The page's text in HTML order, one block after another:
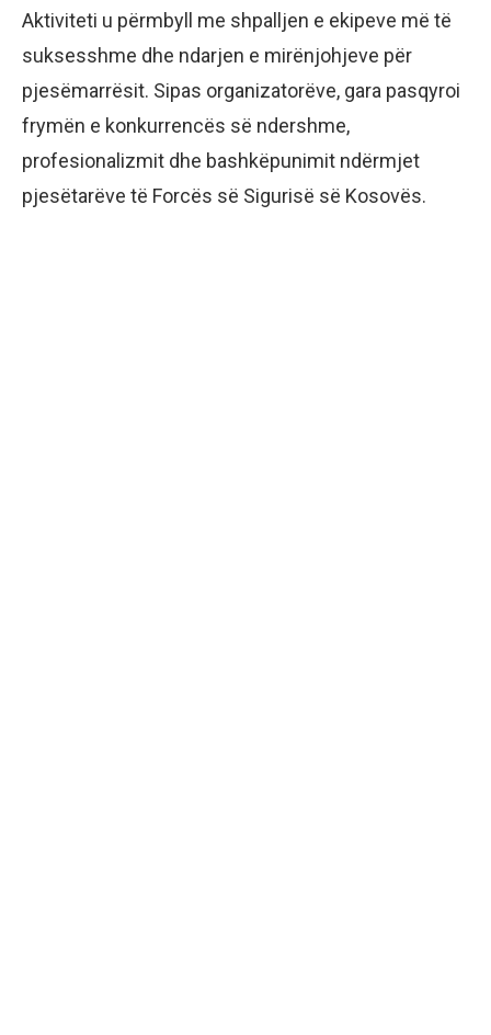
Aktiviteti u përmbyll me shpalljen e ekipeve më të
suksesshme dhe ndarjen e mirënjohjeve për
pjesëmarrësit. Sipas organizatorëve, gara pasqyroi
frymën e konkurrencës së ndershme,
profesionalizmit dhe bashkëpunimit ndërmjet
pjesëtarëve të Forcës së Sigurisë së Kosovës.